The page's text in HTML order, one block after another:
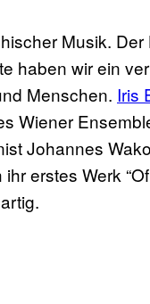
Musik.
haben wir ein
Menschen. Iris
Wiener
Johannes
erstes Werk